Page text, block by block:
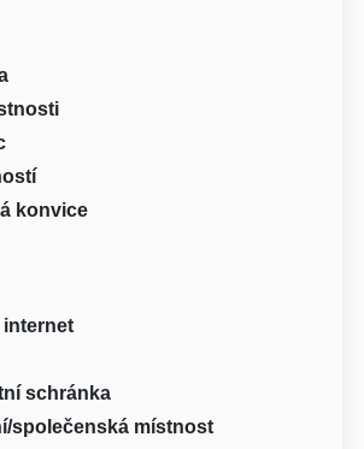
konvice
internet
schránka
společenská místnost